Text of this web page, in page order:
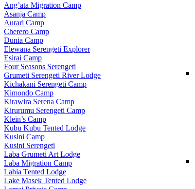
Ang’ata Migration Camp
Asanja Camp
Aurari Camp
Cherero Camp
Dunia Camp
Elewana Serengeti Explorer
Esirai Camp
Four Seasons Serengeti
Grumeti Serengeti River Lodge
Kichakani Serengeti Camp
Kimondo Camp
Kirawira Serena Camp
Kirurumu Serengeti Camp
Klein’s Camp
Kubu Kubu Tented Lodge
Kusini Camp
Kusini Serengeti
Laba Grumeti Art Lodge
Laba Migration Camp
Lahia Tented Lodge
Lake Masek Tented Lodge